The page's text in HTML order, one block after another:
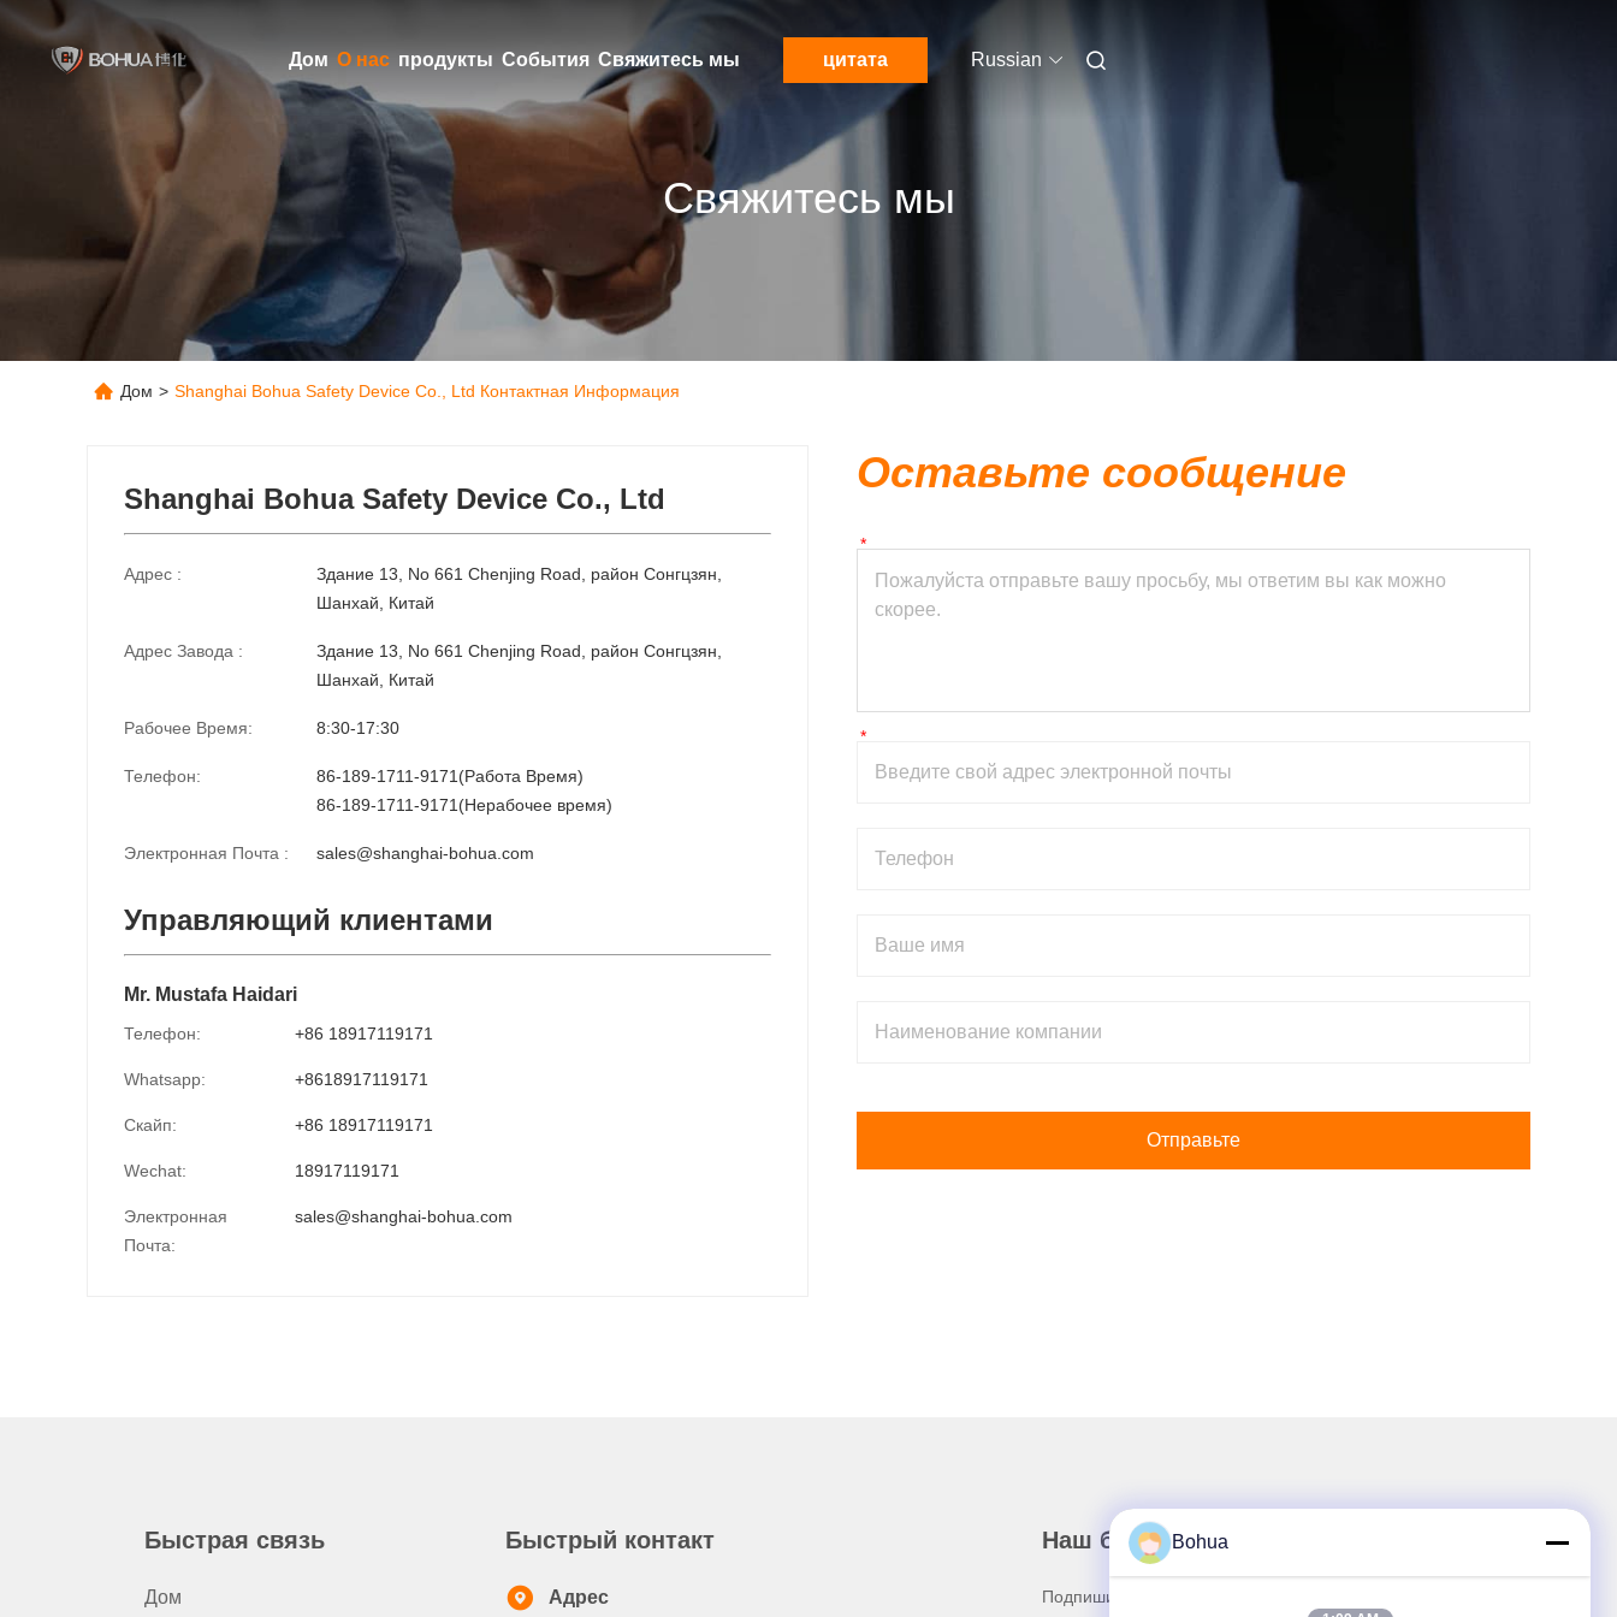
Дом О нас продукты События Свяжитесь мы цитата Russian
Свяжитесь мы
Дом > Shanghai Bohua Safety Device Co., Ltd Контактная Информация
Shanghai Bohua Safety Device Co., Ltd
Адрес :
Здание 13, No 661 Chenjing Road, район Сонгцзян,
Шанхай, Китай
Адрес Завода :
Здание 13, No 661 Chenjing Road, район Сонгцзян,
Шанхай, Китай
Рабочее Время: 8:30-17:30
Телефон:
86-189-1711-9171(Работа Время)
86-189-1711-9171(Нерабочее время)
Электронная Почта : sales@shanghai-bohua.com
Управляющий клиентами
Mr. Mustafa Haidari
Телефон: +86 18917119171
Whatsapp: +8618917119171
Скайп: +86 18917119171
Wechat: 18917119171
Электронная
Почта:
sales@shanghai-bohua.com
Оставьте сообщение
Отправьте
Быстрая связь
Дом
Быстрый контакт
Адрес
Наш бюллетень
Подпишитесь на нашу информационную рассылку
Bohua